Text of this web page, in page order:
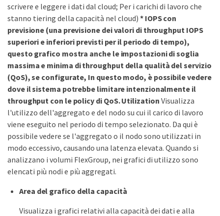
scrivere e leggere i dati dal cloud; Per i carichi di lavoro che
stanno tiering della capacità nel cloud) * IOPS con
previsione (una previsione dei valori di throughput IOPS
superiori e inferiori previsti per il periodo di tempo),
questo grafico mostra anche le impostazioni di soglia
massima e minima di throughput della qualità del servizio
(QoS), se configurate, In questo modo, è possibile vedere
dove il sistema potrebbe limitare intenzionalmente il
throughput con le policy di QoS.Utilization Visualizza
l'utilizzo dell'aggregato e del nodo su cui il carico di lavoro
viene eseguito nel periodo di tempo selezionato. Da qui è
possibile vedere se l'aggregato o il nodo sono utilizzati in
modo eccessivo, causando una latenza elevata. Quando si
analizzano i volumi FlexGroup, nei grafici di utilizzo sono
elencati più nodi e più aggregati.
Area del grafico della capacità
Visualizza i grafici relativi alla capacità dei dati e alla